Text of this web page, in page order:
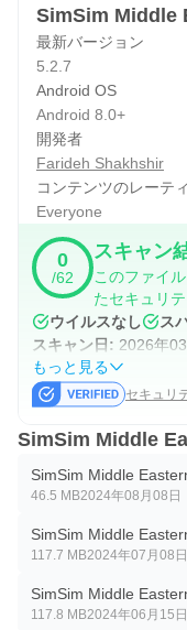
レシピを簡単に見つ
ています。
- カスタマイズ可能
今すぐ SimSim をダ
アラビア料理の風味
いしいアラビア料理
Facebook と
忘れないでください
SimSimで料理を楽
やご意見がございま
でご連絡ください。
サーテイン！ (ボナ
SimSim Middle
最新バージョン
5.2.7
Android OS
Android 8.0+
開発者
Farideh Shakhshir
コンテンツのレーテ
Everyone
0
/62
スキャン
このファイ
たセキュリ
ウイルスなし
ス
スキャン日: 2026年
もっと見る
セキュリ
SimSim Middle
SimSim Middle
46.5 MB2024年08月08日
SimSim Middle
117.7 MB2024年07月08日
SimSim Middle
117.8 MB2024年06月15日